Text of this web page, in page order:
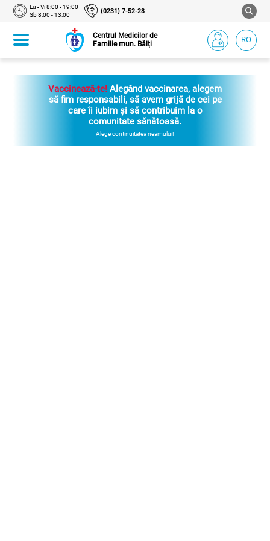
Lu - Vi 8:00 - 19:00
Sb 8:00 - 13:00
(0231) 7-52-28
Centrul Medicilor de
Familie mun. Bălți
RO
Vaccinează-te! Alegând vaccinarea, alegem
să fim responsabili, să avem grijă de cei pe
care îi iubim și să contribuim la o
comunitate sănătoasă.
Alege continuitatea neamului!